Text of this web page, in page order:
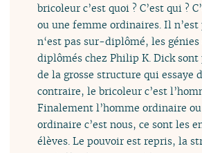
bricoleur c’est quoi ? C’est qui ?
ou une femme ordinaires. Il
n‘est pas sur-diplômé, les
diplômés chez Philip K. Dick
de la grosse structure qui essaye
contraire, le bricoleur c’est
Finalement l’homme ordinaire
ordinaire c’est nous, ce sont les
élèves. Le pouvoir est repris, la